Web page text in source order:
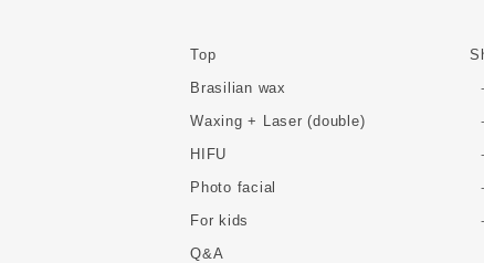
Top
Brasilian wax
Waxing + Laser (double)
HIFU
Photo facial
For kids
Q&A